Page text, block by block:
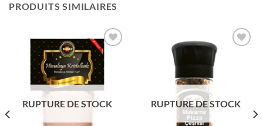
PRODUITS SIMILAIRES
Ajouter
à la liste
de
souhaits
RUPTURE DE STOCK RUPTURE DE STOCK